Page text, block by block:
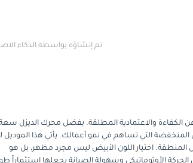
تم إنشاؤه بواسطة الذكاء
المنخفضة التي تساهم في نمو أعمالك. يأتي هذا الموديل
المنطقة. اختيار اللون الأبيض ليس مجرد مظهر، بل هو